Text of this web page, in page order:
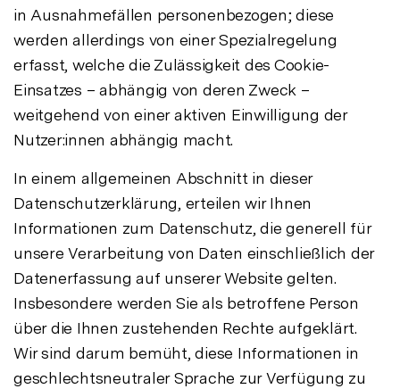
in Ausnahmefällen personenbezogen; diese
werden allerdings von einer Spezialregelung
erfasst, welche die Zulässigkeit des Cookie-
Einsatzes – abhängig von deren Zweck –
weitgehend von einer aktiven Einwilligung der
Nutzer:innen abhängig macht.
In einem allgemeinen Abschnitt in dieser
Datenschutzerklärung, erteilen wir Ihnen
Informationen zum Datenschutz, die generell für
unsere Verarbeitung von Daten einschließlich der
Datenerfassung auf unserer Website gelten.
Insbesondere werden Sie als betroffene Person
über die Ihnen zustehenden Rechte aufgeklärt.
Wir sind darum bemüht, diese Informationen in
geschlechtsneutraler Sprache zur Verfügung zu